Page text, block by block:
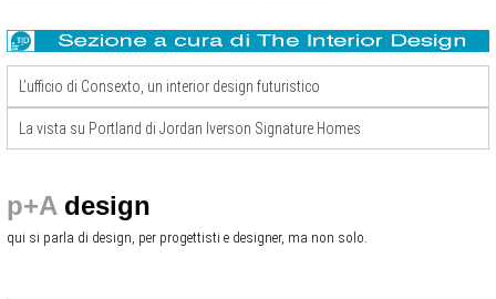
L’ufficio di Consexto, un interior design futuristico
La vista su Portland di Jordan Iverson Signature Homes
p+A design
qui si parla di design, per progettisti e designer, ma non solo.